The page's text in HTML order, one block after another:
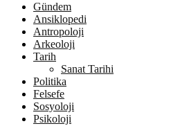
Gündem
Ansiklopedi
Antropoloji
Arkeoloji
Tarih
Sanat Tarihi
Politika
Felsefe
Sosyoloji
Psikoloji